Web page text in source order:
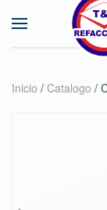
Skip to
Inicio / Catalogo /